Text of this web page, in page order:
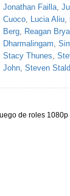
Jonathan Failla
Cuoco
Lucia Aliu
Berg
Reagan
Dharmalingam
Stacy Thunes
John Steven